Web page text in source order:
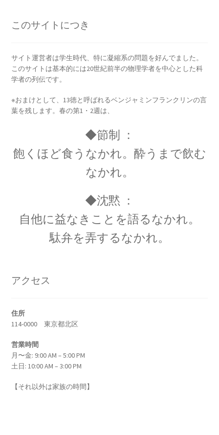
ジャック・C・シャルル
【温度と体積の関係を定式化｜水素の気球で有
人飛行】
ジュネーヴ大学関連の物理学者のご紹介
【特に天文学で有名です】
ジョゼフ・ブラック
【Joseph Black_1728年4月16日 – 1799年12月6
日】
【宇宙の無限を説き異端審問を受けた殉職者】
ジョン・A・フレミング
このサイトにつき
サイト運営者は学生時代、特に凝縮系の問題を好んでました。
このサイトは基本的には20世紀前半の物理学者を中心とした科
学者の列伝です。
※おまけとして、13徳と呼ばれるベンジャミンフランクリンの言
葉を残します。春の第1・2週は、
◆節制 ：
飽くほど食うなかれ。酔うまで飲む
なかれ。
◆沈黙 ：
自他に益なきことを語るなかれ。
駄弁を弄するなかれ。
アクセス
住所
114-0000 東京都北区
営業時間
月〜金: 9:00 AM – 5:00 PM
土日: 10:00 AM – 3:00 PM
【それ以外は家族の時間】